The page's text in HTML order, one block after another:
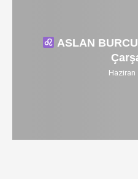
ASLAN
Haziran